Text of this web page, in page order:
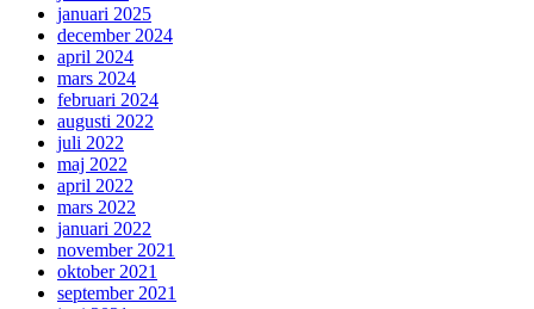
januari 2025
december 2024
april 2024
mars 2024
februari 2024
augusti 2022
juli 2022
maj 2022
april 2022
mars 2022
januari 2022
november 2021
oktober 2021
september 2021